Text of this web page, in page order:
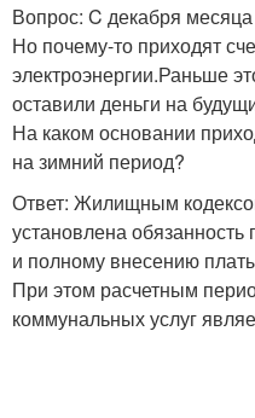
Вопрос: C декабря
Но почему-то приходят
электроэнергии.Раньше
оставили деньги на
На каком основании
на зимний период?
Ответ: Жилищным
установлена
и полному внесению
При этом расчетным
коммунальных услуг